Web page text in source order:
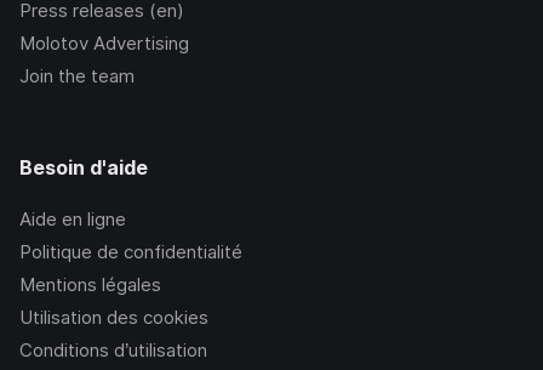
Press releases (en)
Molotov Advertising
Join the team
Besoin d'aide
Aide en ligne
Politique de confidentialité
Mentions légales
Utilisation des cookies
Conditions d’utilisation